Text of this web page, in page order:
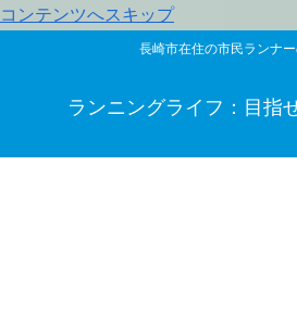
コンテンツへスキップ
長崎市在住の市民ランナ
ランニングライフ：目指